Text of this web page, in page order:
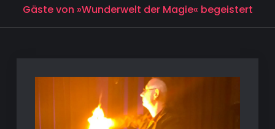
Gäste von »Wunderwelt der Magie« begeistert